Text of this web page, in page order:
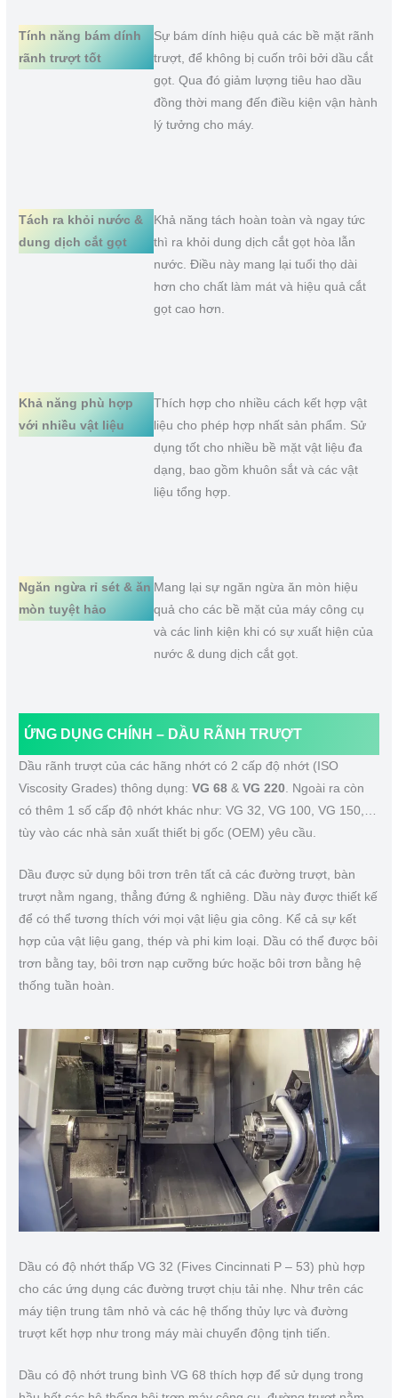
Tính năng bám dính
rãnh trượt tốt
Sự bám dính hiệu quả các bề mặt rãnh
trượt, để không bị cuốn trôi bởi dầu cắt
gọt. Qua đó giảm lượng tiêu hao dầu
đồng thời mang đến điều kiện vận hành
lý tưởng cho máy.
Tách ra khỏi nước &
dung dịch cắt gọt
Khả năng tách hoàn toàn và ngay tức
thì ra khỏi dung dịch cắt gọt hòa lẫn
nước. Điều này mang lại tuổi thọ dài
hơn cho chất làm mát và hiệu quả cắt
gọt cao hơn.
Khả năng phù hợp
với nhiều vật liệu
Thích hợp cho nhiều cách kết hợp vật
liệu cho phép hợp nhất sản phẩm. Sử
dụng tốt cho nhiều bề mặt vật liệu đa
dạng, bao gồm khuôn sắt và các vật
liệu tổng hợp.
Ngăn ngừa rỉ sét & ăn
mòn tuyệt hảo
Mang lại sự ngăn ngừa ăn mòn hiệu
quả cho các bề mặt của máy công cụ
và các linh kiện khi có sự xuất hiện của
nước & dung dịch cắt gọt.
ỨNG DỤNG CHÍNH – DẦU RÃNH TRƯỢT
Dầu rãnh trượt của các hãng nhớt có 2 cấp độ nhớt (ISO
Viscosity Grades) thông dụng:VG 68 &VG 220. Ngoài ra còn
có thêm 1 số cấp độ nhớt khác như: VG 32, VG 100, VG 150,…
tùy vào các nhà sản xuất thiết bị gốc (OEM) yêu cầu.
Dầu được sử dụng bôi trơn trên tất cả các đường trượt, bàn
trượt nằm ngang, thẳng đứng & nghiêng. Dầu này được thiết kế
để có thể tương thích với mọi vật liệu gia công. Kể cả sự kết
hợp của vật liệu gang, thép và phi kim loại. Dầu có thể được bôi
trơn bằng tay, bôi trơn nạp cưỡng bức hoặc bôi trơn bằng hệ
thống tuần hoàn.
Dầu có độ nhớt thấp VG 32 (Fives Cincinnati P – 53) phù hợp
cho các ứng dụng các đường trượt chịu tải nhẹ. Như trên các
máy tiện trung tâm nhỏ và các hệ thống thủy lực và đường
trượt kết hợp như trong máy mài chuyển động tịnh tiến.
Dầu có độ nhớt trung bình VG 68 thích hợp để sử dụng trong